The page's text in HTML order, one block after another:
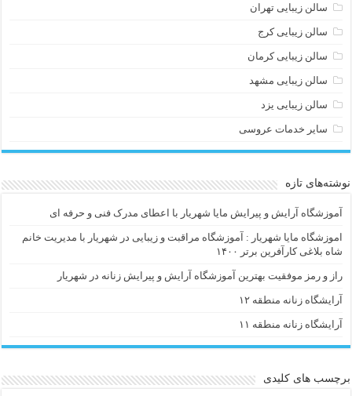
سالن زیبایی تهران
سالن زیبایی کرج
سالن زیبایی کرمان
سالن زیبایی مشهد
سالن زیبایی یزد
سایر خدمات عروسی
نوشته‌های تازه
آموزشگاه آرایش و پیرایش مایا شهریار با اعطای مدرک فنی و حرفه ای
اموزشگاه مایا شهریار : آموزشگاه مراقبت و زیبایی در شهریار با مدیریت خانم
شاه بلاغی کارآفرین برتر ۱۴۰۰
راز و رمز موفقیت بهترین آموزشگاه آرایش و پیرایش زنانه در شهریار
آرایشگاه زنانه منطقه ۱۲
آرایشگاه زنانه منطقه ۱۱
برچسب های کلیدی